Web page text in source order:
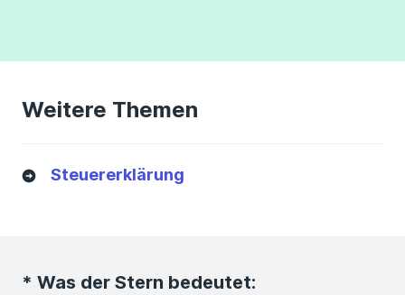
Weitere Themen
Steuererklärung
* Was der Stern bedeutet: